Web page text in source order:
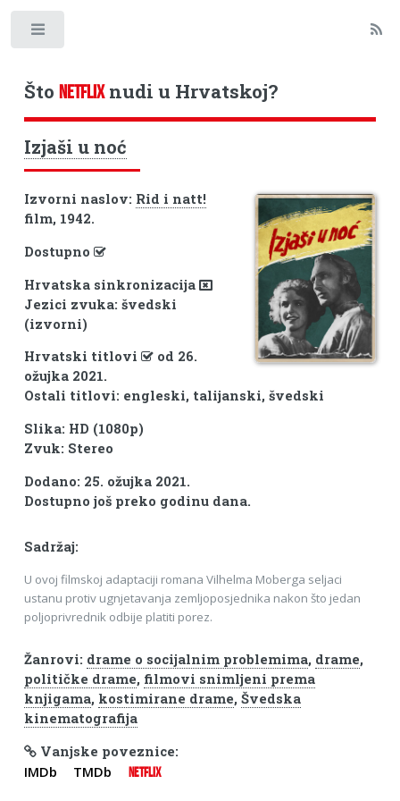
Što NETFLIXnudi u Hrvatskoj?
Izjaši u noć
Izvorni naslov: Rid i natt!
film, 1942.
Dostupno
Hrvatska sinkronizacija
Jezici zvuka: švedski
(izvorni)
Hrvatski titlovi
od 26.
ožujka 2021.
Ostali titlovi: engleski, talijanski, švedski
Slika: HD (1080p)
Zvuk: Stereo
Dodano: 25. ožujka 2021.
Dostupno još preko godinu dana.
Sadržaj:
U ovoj filmskoj adaptaciji romana Vilhelma Moberga seljaci
ustanu protiv ugnjetavanja zemljoposjednika nakon što jedan
poljoprivrednik odbije platiti porez.
Žanrovi: drame o socijalnim problemima, drame,
političke drame, filmovi snimljeni prema
knjigama, kostimirane drame, Švedska
kinematografija
Vanjske poveznice:
IMDb TMDb NETFLIX